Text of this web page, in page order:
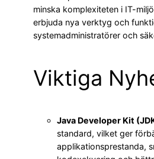
minska komplexiteten i IT-
erbjuda nya verktyg och
systemadministratörer och
Viktiga
Java Developer Kit
standard, vilket ger
applikationsprestanda,